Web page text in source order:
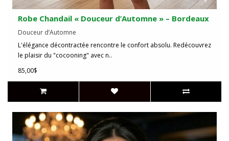
Robe Chandail « Douceur d’Automne » – Bordeaux
Douceur d’Automne
L'élégance décontractée rencontre le confort absolu. Redécouvrez
le plaisir du "cocooning" avec n..
85,00$